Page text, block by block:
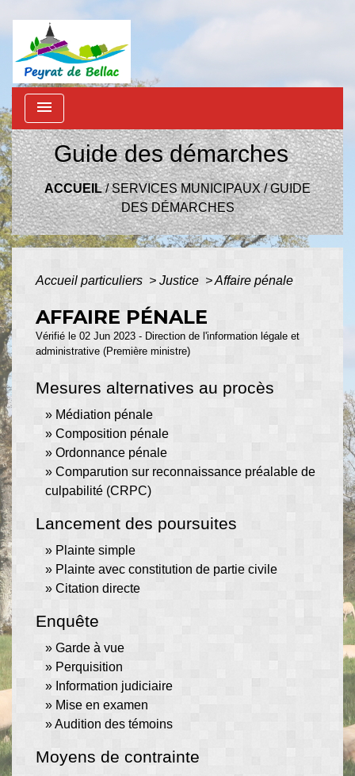
menu
Guide des démarches
ACCUEIL/SERVICES MUNICIPAUX/GUIDE
DES DÉMARCHES
Accueil particuliers > Justice >Affaire pénale
AFFAIRE PÉNALE
Vérifié le 02 Jun 2023 - Direction de l'information légale et
administrative (Première ministre)
Mesures alternatives au procès
Médiation pénale
Composition pénale
Ordonnance pénale
Comparution sur reconnaissance préalable de
culpabilité (CRPC)
Lancement des poursuites
Plainte simple
Plainte avec constitution de partie civile
Citation directe
Enquête
Garde à vue
Perquisition
Information judiciaire
Mise en examen
Audition des témoins
Moyens de contrainte